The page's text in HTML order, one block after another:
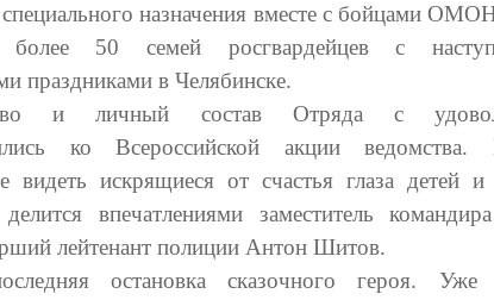
назначения вместе с бойцами
более 50 семей росгвардейцев с
праздниками в Челябинске.
и личный состав Отряда с
ко Всероссийской акции ведомства.
видеть искрящиеся от счастья глаза детей
впечатлениями заместитель
лейтенант полиции Антон Шитов.
остановка сказочного героя. Уже